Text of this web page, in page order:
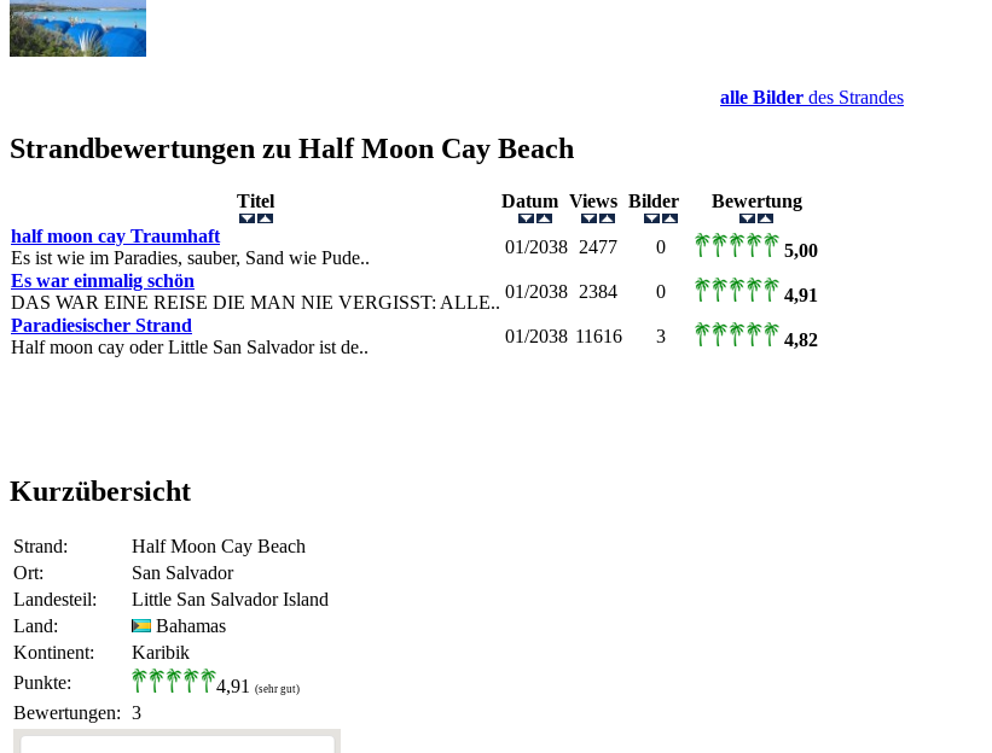
alle Bilder des Strandes
Strandbewertungen zu Half Moon Cay Beach
Titel Datum Views Bilder
Bewertung
half moon cay Traumhaft
Es ist wie im Paradies, sauber, Sand wie Pude..
01/2038 2477 0
5,00
Es war einmalig schön
DAS WAR EINE REISE DIE MAN NIE VERGISST: ALLE..
01/2038 2384 0
4,91
Paradiesischer Strand
Half moon cay oder Little San Salvador ist de..
01/2038 11616 3 4,82
Kurzübersicht
Strand:
Half Moon Cay Beach
Ort:
San Salvador
Landesteil:
Little San Salvador Island
Land:
Bahamas
Kontinent:
Karibik
Punkte:
4,91 (sehr gut)
Bewertungen: 3